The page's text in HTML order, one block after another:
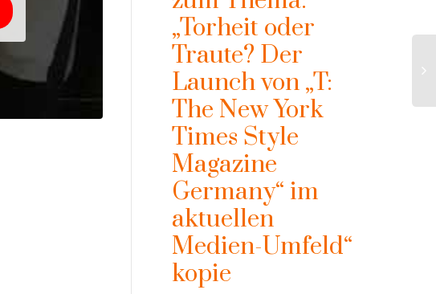
„Torheit oder
Traute? Der
Launch von „T:
The New York
Times Style
Magazine
Germany“ im
aktuellen
Medien-Umfeld“
kopie